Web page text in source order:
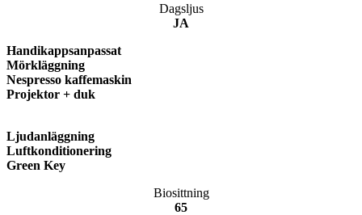
Dagsljus
JA
Handikappsanpassat
Mörkläggning
Nespresso kaffemaskin
Projektor + duk
Ljudanläggning
Luftkonditionering
Green Key
Biosittning
65